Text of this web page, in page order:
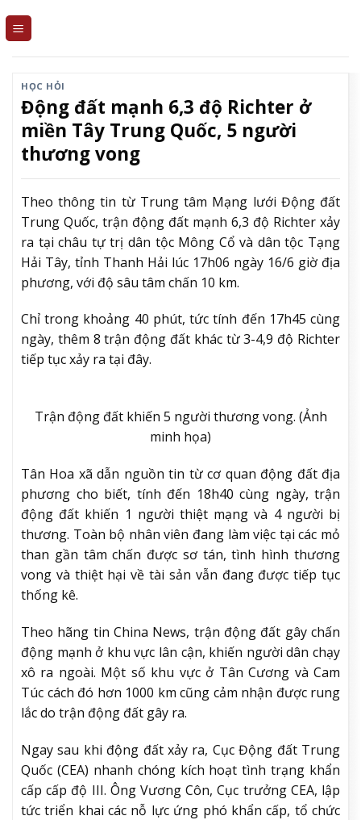
HỌC HỎI
Động đất mạnh 6,3 độ Richter ở
miền Tây Trung Quốc, 5 người
thương vong
Theo thông tin từ Trung tâm Mạng lưới Động đất
Trung Quốc, trận động đất mạnh 6,3 độ Richter xảy
ra tại châu tự trị dân tộc Mông Cổ và dân tộc Tạng
Hải Tây, tỉnh Thanh Hải lúc 17h06 ngày 16/6 giờ địa
phương, với độ sâu tâm chấn 10 km.
Chỉ trong khoảng 40 phút, tức tính đến 17h45 cùng
ngày, thêm 8 trận động đất khác từ 3-4,9 độ Richter
tiếp tục xảy ra tại đây.
Trận động đất khiến 5 người thương vong. (Ảnh
minh họa)
Tân Hoa xã dẫn nguồn tin từ cơ quan động đất địa
phương cho biết, tính đến 18h40 cùng ngày, trận
động đất khiến 1 người thiệt mạng và 4 người bị
thương. Toàn bộ nhân viên đang làm việc tại các mỏ
than gần tâm chấn được sơ tán, tình hình thương
vong và thiệt hại về tài sản vẫn đang được tiếp tục
thống kê.
Theo hãng tin China News, trận động đất gây chấn
động mạnh ở khu vực lân cận, khiến người dân chạy
xô ra ngoài. Một số khu vực ở Tân Cương và Cam
Túc cách đó hơn 1000 km cũng cảm nhận được rung
lắc do trận động đất gây ra.
Ngay sau khi động đất xảy ra, Cục Động đất Trung
Quốc (CEA) nhanh chóng kích hoạt tình trạng khẩn
cấp cấp độ III. Ông Vương Côn, Cục trưởng CEA, lập
tức triển khai các nỗ lực ứng phó khẩn cấp, tổ chức